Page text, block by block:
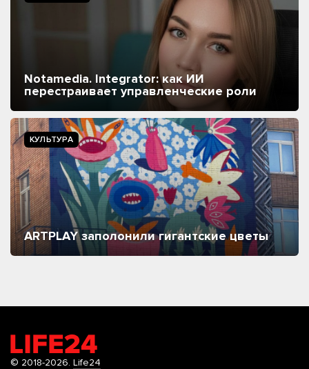
Notamedia. Integrator: как ИИ
перестраивает управленческие роли
КУЛЬТУРА
ARTPLAY заполонили гигантские цветы
© 2018-2026. Life24